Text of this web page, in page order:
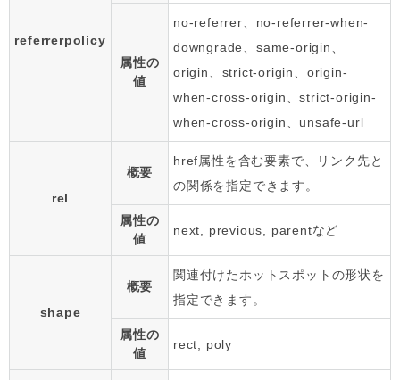
referrerpolicy
属性の
値
no-referrer、no-referrer-when-
downgrade、same-origin、
origin、strict-origin、origin-
when-cross-origin、strict-origin-
when-cross-origin、unsafe-url
rel
概要
href属性を含む要素で、リンク先と
の関係を指定できます。
属性の
値
next, previous, parentなど
shape
概要
関連付けたホットスポットの形状を
指定できます。
属性の
値
rect, poly